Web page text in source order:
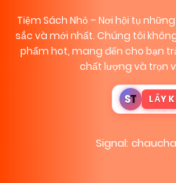
Tiệm Sách Nhỏ – Nơi hội tụ
sắc và mới nhất. Chúng tôi
phẩm hot, mang đến cho bạn
chất lượng và trọn
ST LẤY
Signal: